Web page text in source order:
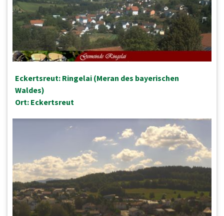
Eckertsreut: Ringelai (Meran des bayerischen
Waldes)
Ort: Eckertsreut